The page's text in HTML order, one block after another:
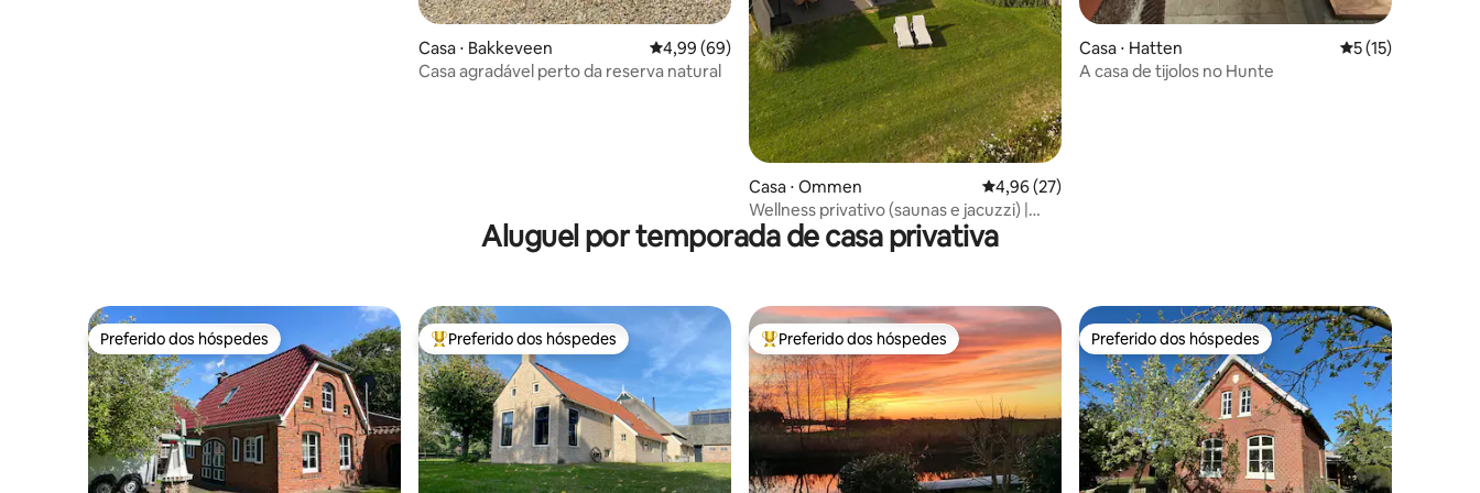
Casa ⋅ Bakkeveen 4,99 de uma avaliação média de 5, 69 avaliações
4,99 (69)
Casa agradável perto da reserva natural
Casa ⋅ Ommen 4,96 de uma avaliação média de 5, 27 avaliações
4,96 (27)
Wellness privativo (saunas e jacuzzi) |
Descanso e natureza
Casa ⋅ Hatten 5 de uma
5 (15)
A casa de tijolos no Hunte
Aluguel por temporada de casa privativa
Preferido dos hóspedes
Preferido dos hóspedes Entre os melhores preferidos dos hóspedes
Preferido dos hóspedes Entre os melhores preferidos dos hóspedes
Preferido dos hóspedes Preferido dos hóspedes
Preferido dos hóspedes